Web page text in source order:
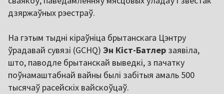
дзяржаўных рэестраў.
На гэтым тыдні кіраўніца брытанскага Цэнтру
ўрадавай сувязі (GCHQ) Эн Кіст-Батлер заявіла,
што, паводле брытанскай выведкі, з пачатку
поўнамаштабнай вайны былі забітыя амаль 500
тысячаў расейскіх вайскоўцаў.